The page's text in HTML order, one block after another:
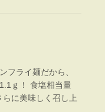
フライ麺だから、
ｇ！ 食塩相当量
に美味しく召し上